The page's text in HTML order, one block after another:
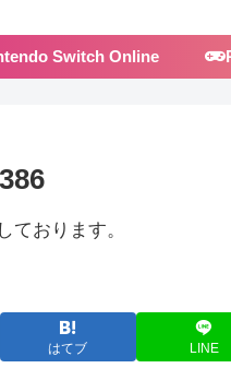
Switch Online
おります。
はてブ LINE